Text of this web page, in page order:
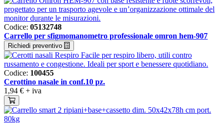
Codice: 05132748
Carrello per sfigmomanometro professionale omron hem-907
Richiedi preventivo
Codice: 100455
Cerottino nasale in conf.10 pz.
1,94 € + iva